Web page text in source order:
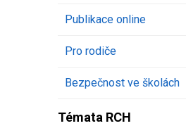
Publikace online
Pro rodiče
Bezpečnost ve školách
Témata RCH